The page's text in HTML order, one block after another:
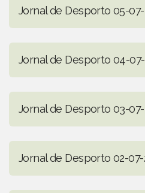
Jornal de Desporto 05-
Jornal de Desporto 04-
Jornal de Desporto 03-
Jornal de Desporto 02-07-